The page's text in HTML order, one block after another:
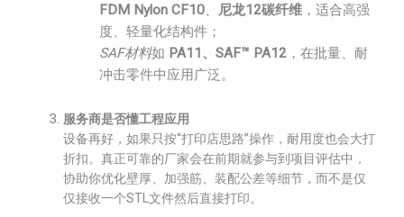
FDM Nylon CF10、 尼龙12碳纤维 ，适合高强
度、轻量化结构件；
SAF材料如 PA11、SAF™ PA12 ，在批量、耐
冲击零件中应用广泛。
服务商是否懂工程应用
设备再好，如果只按“打印店思路”操作，耐用度也会大打
折扣。真正可靠的厂家会在前期就参与到项目评估中，
协助你优化壁厚、加强筋、装配公差等细节，而不是仅
仅接收一个STL文件然后直接打印。